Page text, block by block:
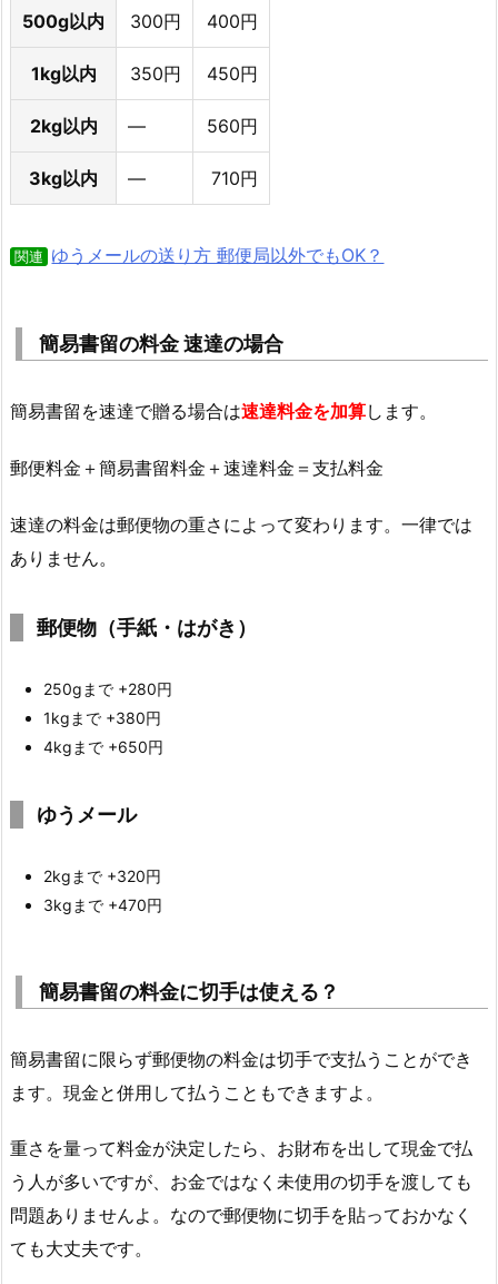
500g以内 300円 400円
1kg以内 350円 450円
2kg以内 ― 560円
3kg以内 ― 710円
関連 ゆうメールの送り方 郵便局以外でもOK？
簡易書留の料金 速達の場合
簡易書留を速達で贈る場合は速達料金を加算します。
郵便料金＋簡易書留料金＋速達料金＝支払料金
速達の料金は郵便物の重さによって変わります。一律では
ありません。
郵便物（手紙・はがき）
250gまで +280円
1kgまで +380円
4kgまで +650円
ゆうメール
2kgまで +320円
3kgまで +470円
簡易書留の料金に切手は使える？
簡易書留に限らず郵便物の料金は切手で支払うことができ
ます。現金と併用して払うこともできますよ。
重さを量って料金が決定したら、お財布を出して現金で払
う人が多いですが、お金ではなく未使用の切手を渡しても
問題ありませんよ。なので郵便物に切手を貼っておかなく
ても大丈夫です。